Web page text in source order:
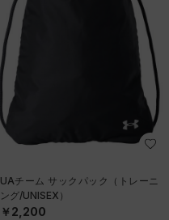
UAチーム サックパック（トレーニ
ング/UNISEX）
￥2,200